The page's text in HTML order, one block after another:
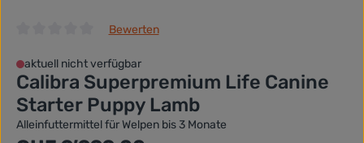
Bewerten
aktuell nicht verfügbar
Calibra Superpremium Life Canine
Starter Puppy Lamb
Alleinfuttermittel für Welpen bis 3 Monate